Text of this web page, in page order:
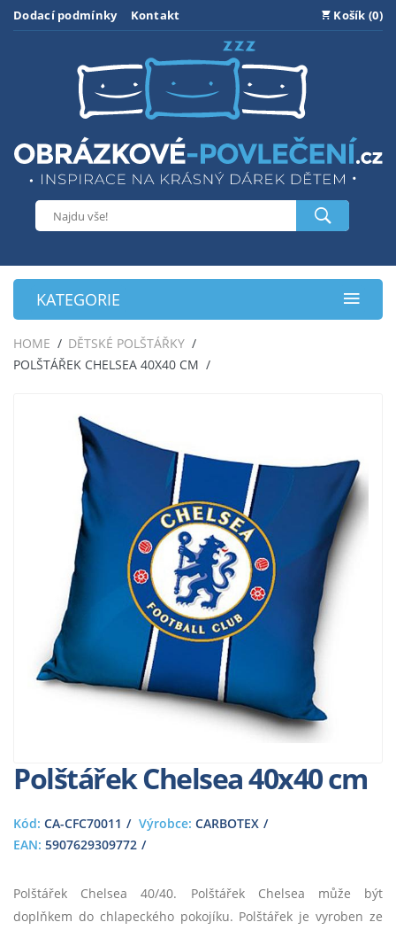
Dodací podmínky Kontakt Košík (0)
KATEGORIE
HOME
DĚTSKÉ POLŠTÁŘKY
POLŠTÁŘEK CHELSEA 40X40 CM
Polštářek Chelsea 40x40 cm
Kód: CA-CFC70011 Výrobce: CARBOTEX
EAN: 5907629309772
Polštářek Chelsea 40/40. Polštářek Chelsea může být
doplňkem do chlapeckého pokojíku. Polštářek je vyroben ze